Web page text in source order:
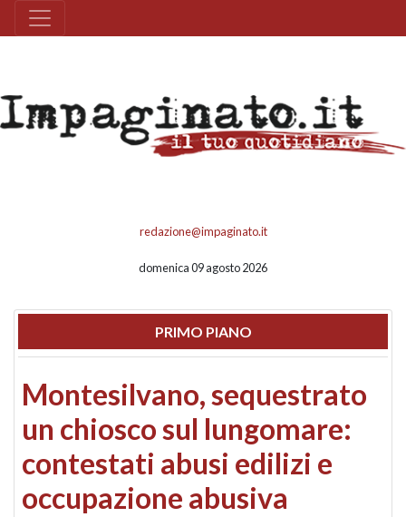
redazione@impaginato.it
domenica 09 agosto 2026
PRIMO PIANO
Montesilvano, sequestrato
un chiosco sul lungomare:
contestati abusi edilizi e
occupazione abusiva